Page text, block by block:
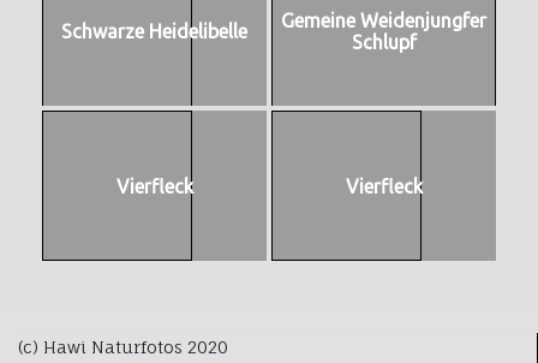
Schwarze Heidelibelle
Gemeine Weidenjungfer
Schlupf
Vierfleck Vierfleck
(c) Hawi Naturfotos 2020